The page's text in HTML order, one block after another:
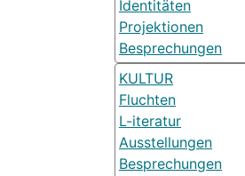
Identitäten
Projektionen
Besprechungen
KULTUR
Fluchten
L-iteratur
Ausstellungen
Besprechungen